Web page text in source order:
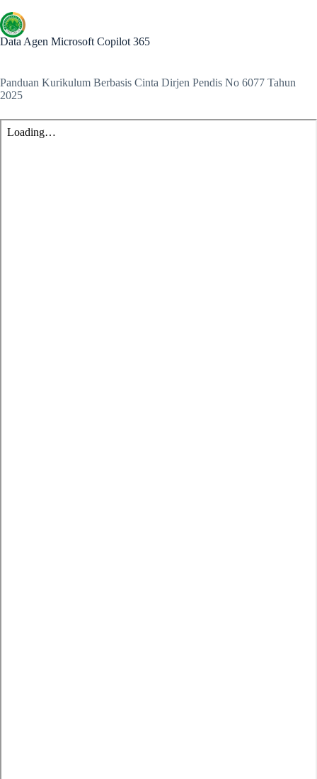
Data Agen Microsoft Copilot 365
Panduan Kurikulum Berbasis Cinta Dirjen Pendis No 6077 Tahun
2025